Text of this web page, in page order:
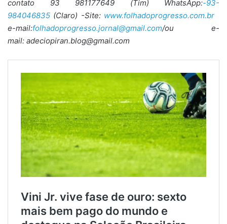
contato 93 981177649 (Tim) WhatsApp:-93-
984046835 (Claro) -Site: www.folhadoprogresso.com.br
e-mail:folhadoprogresso.jornal@gmail.com/ou e-
mail: adeciopiran.blog@gmail.com